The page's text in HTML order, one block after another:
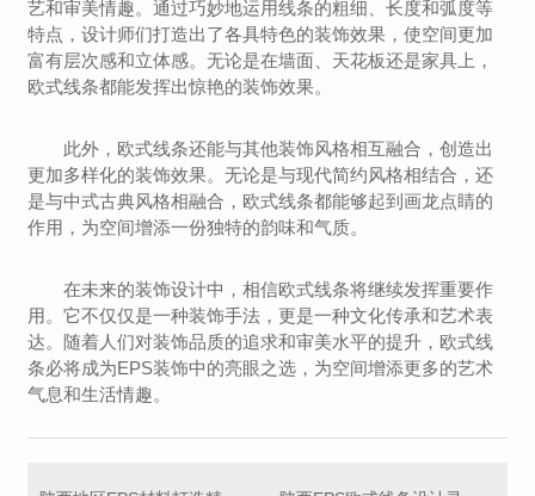
艺和审美情趣。通过巧妙地运用线条的粗细、长度和弧度等
特点，设计师们打造出了各具特色的装饰效果，使空间更加
富有层次感和立体感。无论是在墙面、天花板还是家具上，
欧式线条都能发挥出惊艳的装饰效果。
此外，欧式线条还能与其他装饰风格相互融合，创造出
更加多样化的装饰效果。无论是与现代简约风格相结合，还
是与中式古典风格相融合，欧式线条都能够起到画龙点睛的
作用，为空间增添一份独特的韵味和气质。
在未来的装饰设计中，相信欧式线条将继续发挥重要作
用。它不仅仅是一种装饰手法，更是一种文化传承和艺术表
达。随着人们对装饰品质的追求和审美水平的提升，欧式线
条必将成为EPS装饰中的亮眼之选，为空间增添更多的艺术
气息和生活情趣。